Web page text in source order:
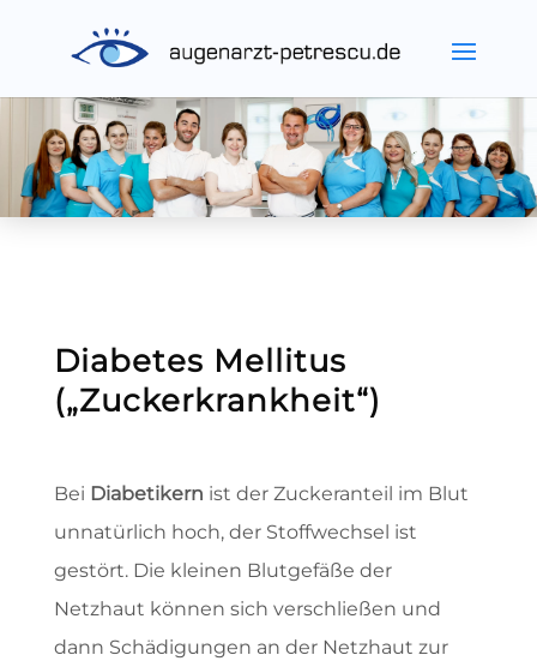
Diabetes Mellitus
(„Zuckerkrankheit“)
Bei Diabetikern ist der Zuckeranteil im Blut
unnatürlich hoch, der Stoffwechsel ist
gestört. Die kleinen Blutgefäße der
Netzhaut können sich verschließen und
dann Schädigungen an der Netzhaut zur